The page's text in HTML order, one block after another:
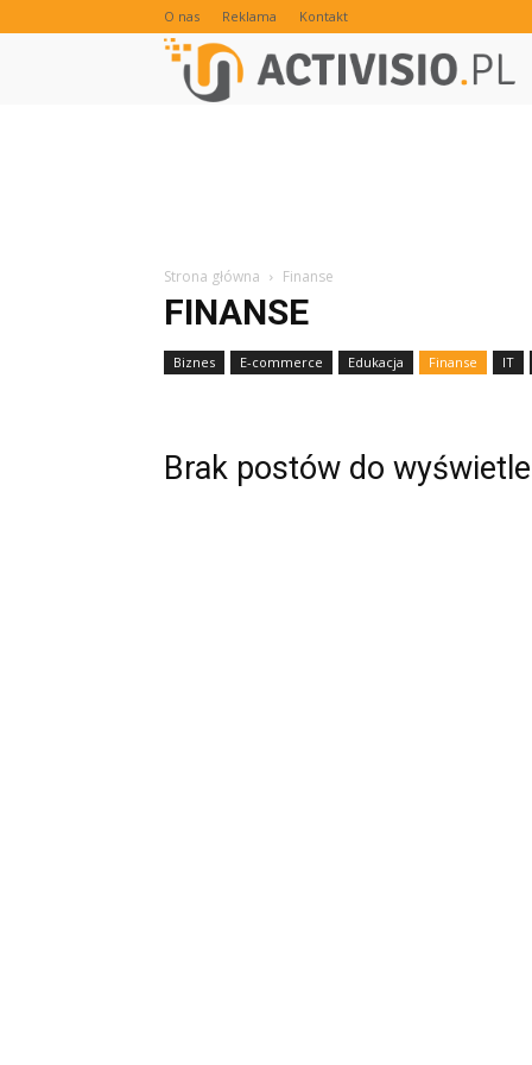
O nas Reklama Kontakt
Strona główna Finanse
FINANSE
Biznes E-commerce Edukacja Finanse IT
Brak postów do